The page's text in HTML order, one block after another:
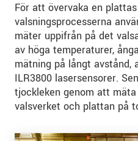
För att övervaka en
valsningsprocesserna
mäter uppifrån på det
av höga temperaturer,
mätning på långt avstånd,
ILR3800 lasersensorer.
tjockleken genom att
valsverket och plattan på